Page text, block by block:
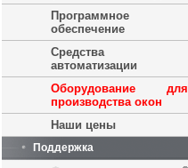
Программное
обеспечение
Средства
автоматизации
Оборудование для
производства окон
Наши цены
Поддержка